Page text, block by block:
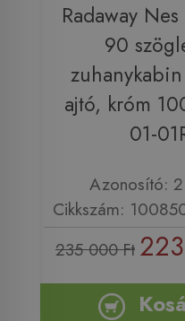
Radaway
90
ajtó, króm
01-
Azonosító:
Cikkszám:
235 000 Ft